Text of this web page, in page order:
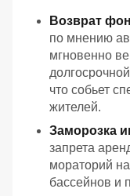
Возврат
по мнению
мгновенно
что собьет
жителей.
Заморозка
запрета
мораторий
бассейнов и